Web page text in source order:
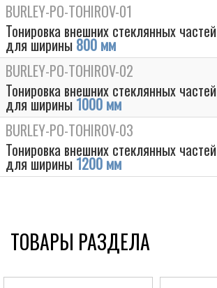
BURLEY-PO-TOHIROV-01
Тонировка внешних стеклянных частей
для ширины 800 мм
BURLEY-PO-TOHIROV-02
Тонировка внешних стеклянных частей
для ширины 1000 мм
BURLEY-PO-TOHIROV-03
Тонировка внешних стеклянных частей
для ширины 1200 мм
ТОВАРЫ РАЗДЕЛА